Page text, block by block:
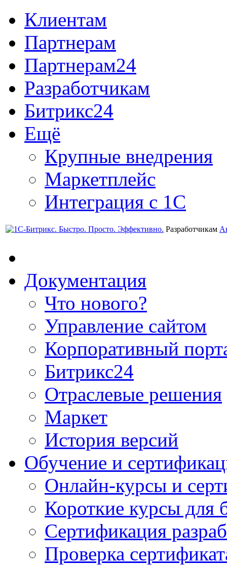
Клиентам
Партнерам
Партнерам24
Разработчикам
Битрикс24
Ещё
Крупные внедрения
Маркетплейс
Интеграция с 1С
Разработчикам
Документация
Что нового?
Управление сайтом
Корпоративный
Битрикс24
Отраслевые решения
Маркет
История версий
Обучение и
Онлайн-курсы и
Короткие курсы для
Сертификация
Проверка